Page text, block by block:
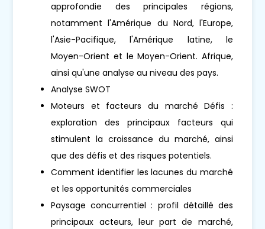
approfondie des principales régions,
notamment l'Amérique du Nord, l'Europe,
l'Asie-Pacifique, l'Amérique latine, le
Moyen-Orient et le Moyen-Orient. Afrique,
ainsi qu'une analyse au niveau des pays.
Analyse SWOT
Moteurs et facteurs du marché Défis :
exploration des principaux facteurs qui
stimulent la croissance du marché, ainsi
que des défis et des risques potentiels.
Comment identifier les lacunes du marché
et les opportunités commerciales
Paysage concurrentiel : profil détaillé des
principaux acteurs, leur part de marché,